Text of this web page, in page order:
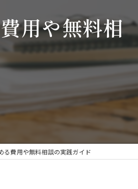
用や無料相
る費用や無料相談の実践ガイド